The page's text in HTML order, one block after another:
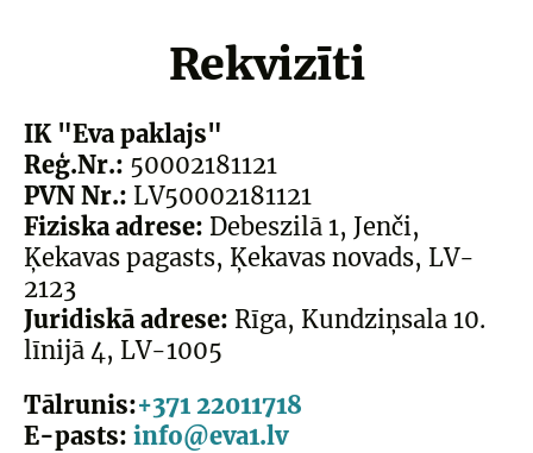
Rekvizīti
IK "Eva paklajs"
Reģ.Nr.: 50002181121
PVN Nr.: LV50002181121
Fiziska adrese: Debeszilā 1, Jenči,
Ķekavas pagasts, Ķekavas novads, LV-
2123
Juridiskā adrese: Rīga, Kundziņsala 10.
līnijā 4, LV-1005
Tālrunis:+371 22011718
E-pasts: info@eva1.lv